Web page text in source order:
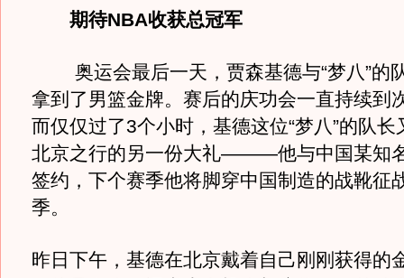
期待NBA收获总冠军
奥运会最后一天，贾森基德与“梦八”的
拿到了男篮金牌。赛后的庆功会一直持续到
而仅仅过了3个小时，基德这位“梦八”的队长
北京之行的另一份大礼———他与中国某知
签约，下个赛季他将脚穿中国制造的战靴征
季。
昨日下午，基德在北京戴着自己刚刚获得的